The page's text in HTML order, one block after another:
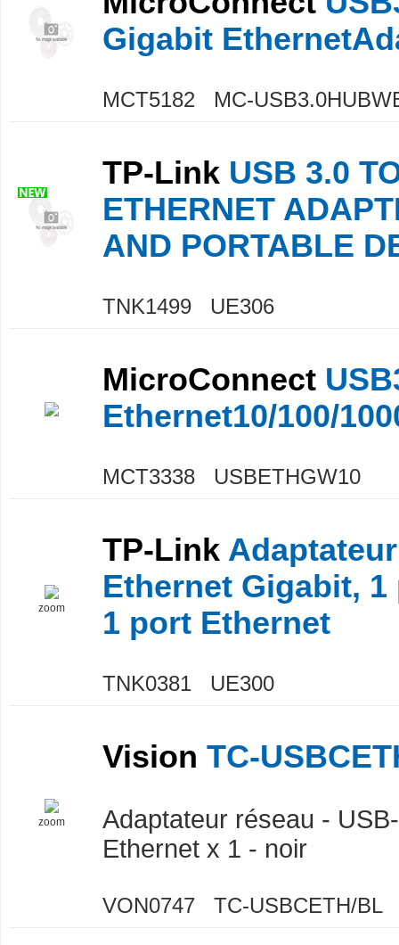
Gigabit
MCT5182 MC-
TP-Link USB 3.0
ETHERNET
AND PORTABLE
TNK1499 UE306
MicroConnect
Ethernet10/100/
MCT3338 USBETHGW10
zoom
TP-Link
Ethernet Gigabit, 1
1 port Ethernet
TNK0381 UE300
zoom
Vision TC-
Adaptateur réseau -
Ethernet x 1 - noir
VON0747 TC-USBCETH/BL